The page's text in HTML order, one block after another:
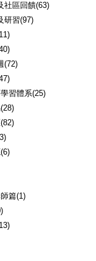
社區回饋(63)
研習(97)
(72)
習體系(25)
篇(1)